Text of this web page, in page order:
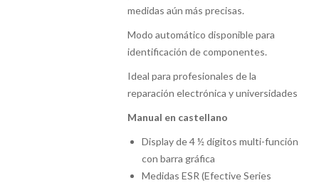
medidas aún más precisas.
Modo automático disponible para
identificación de componentes.
Ideal para profesionales de la
reparación electrónica y universidades
Manual en castellano
Display de 4 ½ dígitos multi-función
con barra gráfica
Medidas ESR (Efective Series